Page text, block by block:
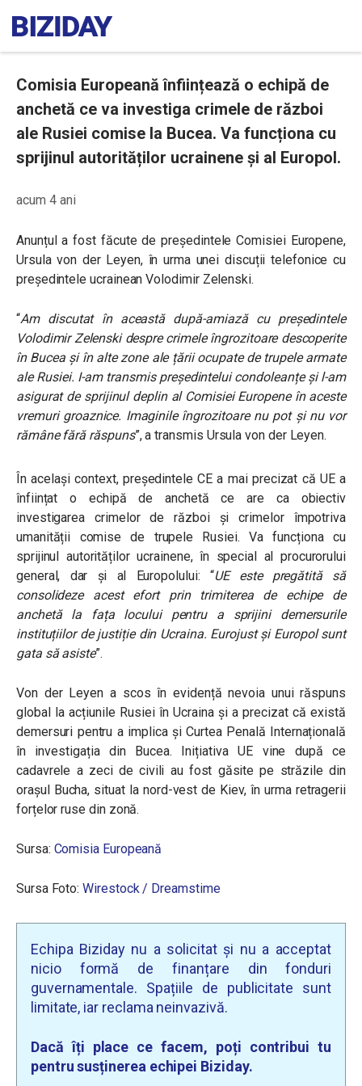
Comisia Europeană înființează o echipă de
anchetă ce va investiga crimele de război
ale Rusiei comise la Bucea. Va funcționa cu
sprijinul autorităților ucrainene și al Europol.
acum 4 ani
Anunțul a fost făcute de președintele Comisiei Europene,
Ursula von der Leyen, în urma unei discuții telefonice cu
președintele ucrainean Volodimir Zelenski.
“Am discutat în această după-amiază cu președintele
Volodimir Zelenski despre crimele îngrozitoare descoperite
în Bucea și în alte zone ale țării ocupate de trupele armate
ale Rusiei. I-am transmis președintelui condoleanțe și l-am
asigurat de sprijinul deplin al Comisiei Europene în aceste
vremuri groaznice. Imaginile îngrozitoare nu pot și nu vor
rămâne fără răspuns”, a transmis Ursula von der Leyen.
În același context, președintele CE a mai precizat că UE a
înființat o echipă de anchetă ce are ca obiectiv
investigarea crimelor de război și crimelor împotriva
umanității comise de trupele Rusiei. Va funcționa cu
sprijinul autorităților ucrainene, în special al procurorului
general, dar și al Europolului: “UE este pregătită să
consolideze acest efort prin trimiterea de echipe de
anchetă la fața locului pentru a sprijini demersurile
instituțiilor de justiție din Ucraina. Eurojust și Europol sunt
gata să asiste”.
Von der Leyen a scos în evidență nevoia unui răspuns
global la acțiunile Rusiei în Ucraina și a precizat că există
demersuri pentru a implica și Curtea Penală Internațională
în investigația din Bucea. Inițiativa UE vine după ce
cadavrele a zeci de civili au fost găsite pe străzile din
orașul Bucha, situat la nord-vest de Kiev, în urma retragerii
forțelor ruse din zonă.
Sursa: Comisia Europeană
Sursa Foto:Wirestock / Dreamstime
Echipa Biziday nu a solicitat și nu a acceptat
nicio formă de finanțare din fonduri
guvernamentale. Spațiile de publicitate sunt
limitate, iar reclama neinvazivă.
Dacă îți place ce facem, poți contribui tu
pentru susținerea echipei Biziday.